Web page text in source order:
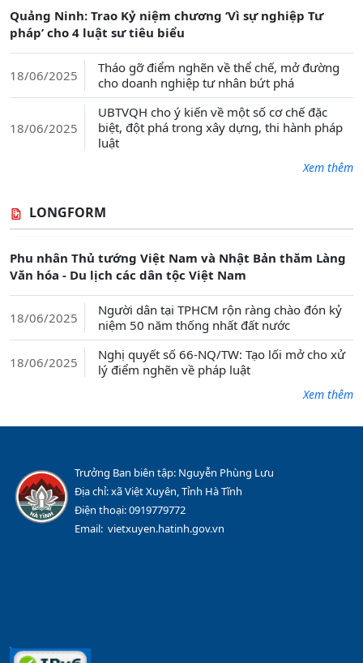
Quảng Ninh: Trao Kỷ niệm chương ‘Vì sự nghiệp Tư
pháp’ cho 4 luật sư tiêu biểu
18/06/2025
Tháo gỡ điểm nghẽn về thể chế, mở đường
cho doanh nghiệp tư nhân bứt phá
18/06/2025
UBTVQH cho ý kiến về một số cơ chế đặc
biệt, đột phá trong xây dựng, thi hành pháp
luật
Xem thêm
LONGFORM
Phu nhân Thủ tướng Việt Nam và Nhật Bản thăm Làng
Văn hóa - Du lịch các dân tộc Việt Nam
18/06/2025
Người dân tại TPHCM rộn ràng chào đón kỷ
niệm 50 năm thống nhất đất nước
18/06/2025
Nghị quyết số 66-NQ/TW: Tạo lối mở cho xử
lý điểm nghẽn về pháp luật
Xem thêm
Trưởng Ban biên tập: Nguyễn Phùng Lưu
Địa chỉ: xã Việt Xuyên, Tỉnh Hà Tĩnh
Điện thoại: 0919779772
Email: vietxuyen.hatinh.gov.vn